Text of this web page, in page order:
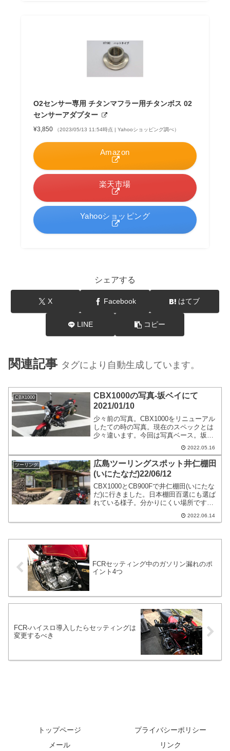
O2センサー専用 チタンマフラー用チタンボス 02
センサーアダプター
¥3,850 （2023/05/13 11:54時点 | Yahooショッピング調べ）
Amazon
楽天市場
Yahooショッピング
シェアする
X Facebook はてブ
LINE コピー
関連記事 タグにより自動生成しています。
CBX1000
CBX1000の写真-坂ベイにて
2021/01/10
少々前の写真。CBX1000をリニューアル
したての時の写真。現在のスペックとは
少々違います。今回は写真ベース。坂ベ
やデートスポットや釣りの方など様々。
夏場は海水浴場だったり。バイクのマナ
ーが悪いので施設を夜間閉鎖したり、警
察がマフラーの音量チェックしたりの様
子。
2022.05.16
ツーリング
広島ツーリングスポット井仁棚田
(いにたなだ)22/06/12
CBX1000とCB900Fで井仁棚田(いにたな
だ)に行きました。日本棚田百選にも選ば
れている様子。分かりにくい場所です。
です。道もナビでは分かりにくいです。
2022.06.14
FCRセッティング中のガソリン漏れのポ
イント4つ
FCR-ハイスロ導入したらセッティングは
変更するべき
トップページ
プライバシーポリシー
メール
リンク